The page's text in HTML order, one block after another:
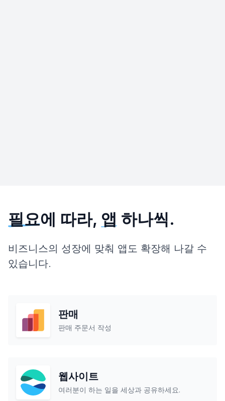
필요에 따라, 앱 하나씩.
비즈니스의 성장에 맞춰 앱도 확장해 나갈 수
있습니다.
판매
판매 주문서 작성
웹사이트
여러분이 하는 일을 세상과 공유하세요.